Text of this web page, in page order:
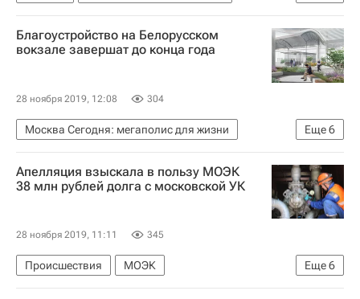
Строительство
Инфраструктура
Благоустройство на Белорусском
вокзале завершат до конца года
28 ноября 2019, 12:08 304
Еще6
Москва Сегодня: мегаполис для жизни
Москва
Автомобильные дороги
Городское хозяйство Москвы
Благоустройство
Городская среда
Апелляция взыскала в пользу МОЭК
38 млн рублей долга с московской УК
28 ноября 2019, 11:11 345
Еще6
Происшествия
МОЭК
Москва Сегодня: мегаполис для жизни
Суды